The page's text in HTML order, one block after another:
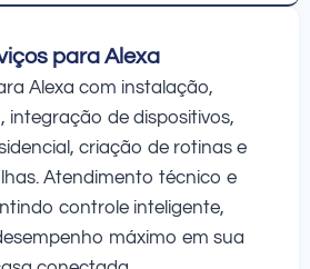
para Alexa
Alexa com instalação,
integração de dispositivos,
criação de rotinas e
Atendimento técnico e
controle inteligente,
máximo em sua